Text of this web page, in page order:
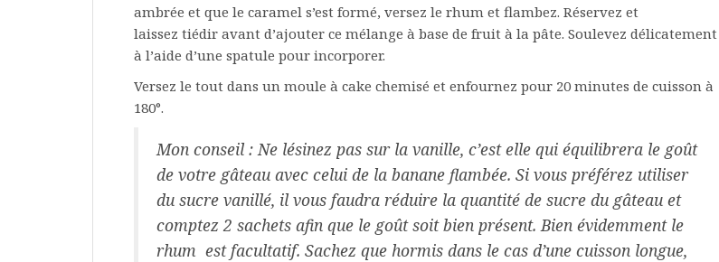
ambrée et que le caramel s’est formé, versez le rhum et flambez. Réservez et
laissez tiédir avant d’ajouter ce mélange à base de fruit à la pâte. Soulevez délicatement
à l’aide d’une spatule pour incorporer.
Versez le tout dans un moule à cake chemisé et enfournez pour 20 minutes de cuisson à
180°.
Mon conseil : Ne lésinez pas sur la vanille, c’est elle qui équilibrera le goût
de votre gâteau avec celui de la banane flambée. Si vous préférez utiliser
du sucre vanillé, il vous faudra réduire la quantité de sucre du gâteau et
comptez 2 sachets afin que le goût soit bien présent. Bien évidemment le
rhum est facultatif. Sachez que hormis dans le cas d’une cuisson longue,